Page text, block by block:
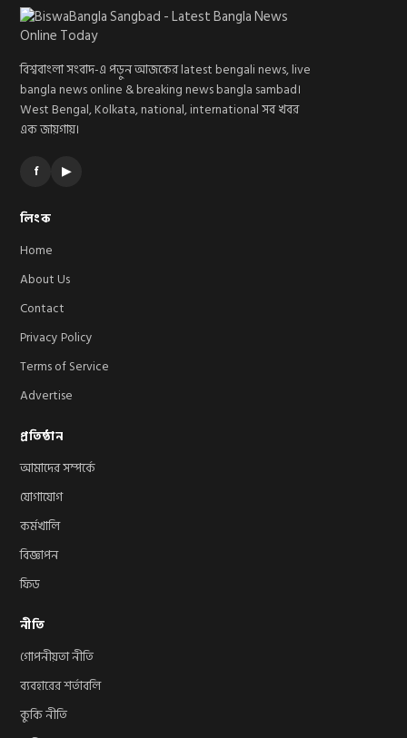
বিশ্ববাংলা সংবাদ-এ পড়ুন আজকের latest bengali news, live
bangla news online & breaking news bangla sambad।
West Bengal, Kolkata, national, international সব খবর
এক জায়গায়।
f ▶
লিংক
Home
About Us
Contact
Privacy Policy
Terms of Service
Advertise
প্রতিষ্ঠান
আমাদের সম্পর্কে
যোগাযোগ
কর্মখালি
বিজ্ঞাপন
ফিড
নীতি
গোপনীয়তা নীতি
ব্যবহারের শর্তাবলি
কুকি নীতি